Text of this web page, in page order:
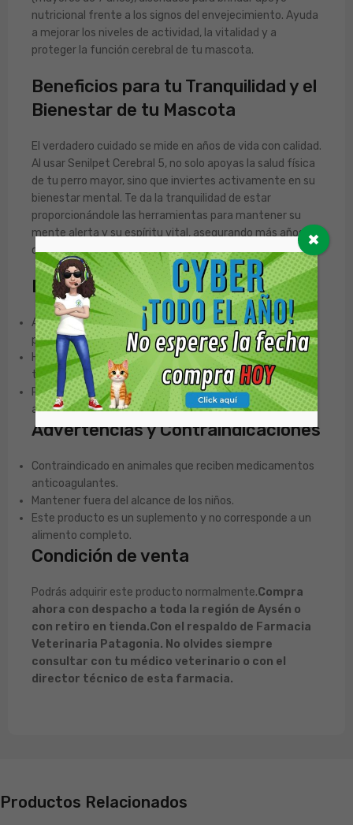
nutricional frente a los signos del envejecimiento. Ayuda
a mejorar los niveles de actividad, la vitalidad y a
proteger la función cerebral de tu mascota.
Beneficios para tu Tranquilidad y el
Bienestar de tu Mascota
El verdadero cuidado se mide en años de vida con calidad.
Al usar Senilpet Cerebral 5, no solo apoyas la salud física
de tu perro mayor, sino que inviertes activamente en su
bienestar mental. Te da la tranquilidad de estar
proporcionándole las herramientas para mantener su
mente alerta y su espíritu vital, asegurando más años de
compañía y aventuras juntos.
Recomendaciones de Uso
Administrar por vía oral 1 comprimido por cada 5 kg de
peso corporal, una vez al día.
Ha sido formulado para su uso por largos períodos de
tiempo.
Para obtener resultados óptimos, se recomienda
administrar por al menos 1 a 2 meses.
Advertencias y Contraindicaciones
Contraindicado en animales que reciben medicamentos
anticoagulantes.
Mantener fuera del alcance de los niños.
Este producto es un suplemento y no corresponde a un
alimento completo.
Condición de venta
Podrás adquirir este producto normalmente.Compra
ahora con despacho a toda la región de Aysén o
con retiro en tienda.Con el respaldo de Farmacia
Veterinaria Patagonia. No olvides siempre
consultar con tu médico veterinario o con el
director técnico de esta farmacia.
Productos Relacionados
✖